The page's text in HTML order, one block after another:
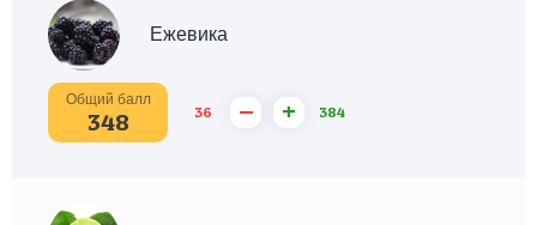
Ежевика
Общий балл
348 36 – + 384